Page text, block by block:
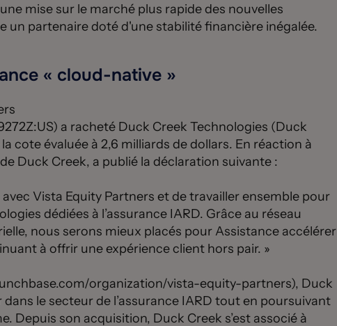
mise sur le marché plus rapide des nouvelles
partenaire doté d'une stabilité financière inégalée.
« cloud-native »
a racheté Duck Creek Technologies (Duck
cote évaluée à 2,6 milliards de dollars. En réaction à
Duck Creek, a publié la déclaration suivante :
Vista Equity Partners et de travailler ensemble pour
dédiées à l’assurance IARD. Grâce au réseau
nous serons mieux placés pour Assistance accélérer
à offrir une expérience client hors pair. »
organization/vista-equity-partners), Duck
le secteur de l’assurance IARD tout en poursuivant
Depuis son acquisition, Duck Creek s’est associé à